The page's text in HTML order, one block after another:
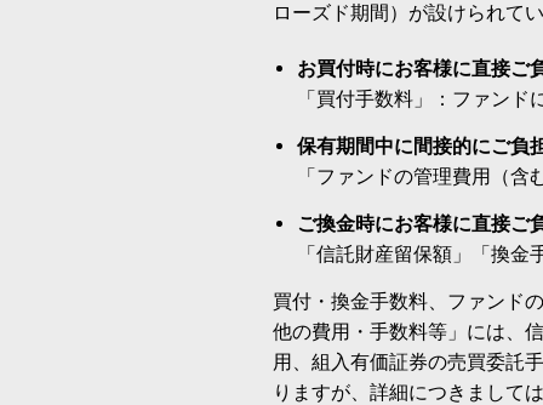
ローズド期間）が設けられて
お買付時にお客様に直接ご
「買付手数料」：ファンド
保有期間中に間接的にご負
「ファンドの管理費用（
ご換金時にお客様に直接ご
「信託財産留保額」「換
買付・換金手数料、ファンド
他の費用・手数料等」には、
用、組入有価証券の売買委託
りますが、詳細につきまして